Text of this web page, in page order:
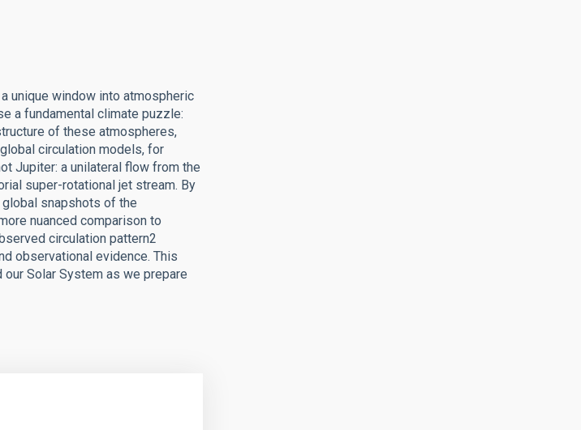
unique window into atmospheric
a fundamental climate puzzle:
of these atmospheres,
circulation models, for
Jupiter: a unilateral flow from the
super-rotational jet stream. By
snapshots of the
nuanced comparison to
circulation pattern2
observational evidence. This
Solar System as we prepare